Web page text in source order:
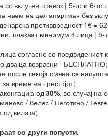
вклучен превоз | 5-то и 6-
наем на цел апартман без
противвредност 1€ =
плаќаат минимум 4 лица |
согласно со предвидениот
двајца возрасни - БЕСПЛАТНО;
секоја смена се
време на престојот;
од30%, во случај на
/ Велес / Неготино /
од вилата;
со други попусти.